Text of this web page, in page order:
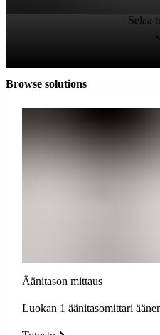
Selaa
Browse solutions
Äänitason mittaus
Luokan 1 äänitasomittari